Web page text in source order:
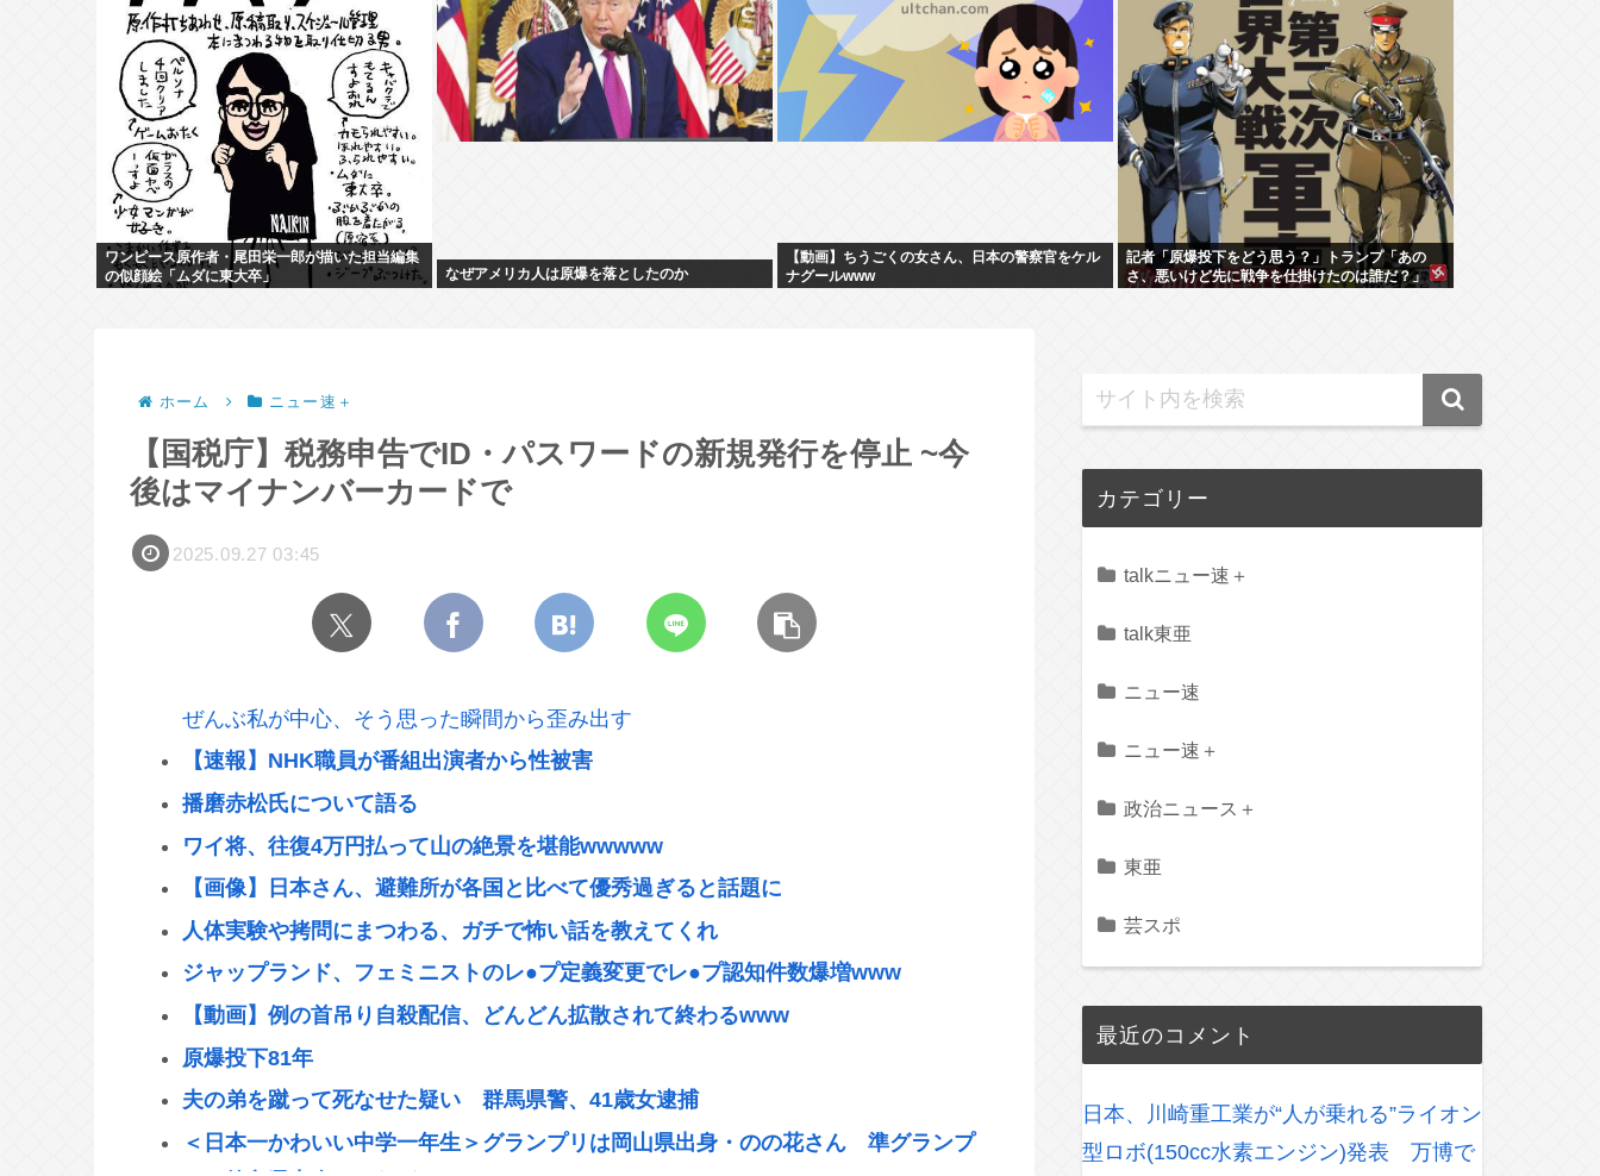
ワンピース原作者・尾田栄一郎が描いた担当編集
の似顔絵「ムダに東大卒」
なぜアメリカ人は原爆を落としたのか
【動画】ちうごくの女さん、日本の警察官をケル
ナグールwww
記者「原爆投下をどう思う？」トランプ「あの
さ、悪いけど先に戦争を仕掛けたのは誰だ？」
ホーム ニュー速＋
【国税庁】税務申告でID・パスワードの新規発行を停止 ~今
後はマイナンバーカードで
2025.09.27 03:45
ぜんぶ私が中心、そう思った瞬間から歪み出す
【速報】NHK職員が番組出演者から性被害
播磨赤松氏について語る
ワイ将、往復4万円払って山の絶景を堪能wwwww
【画像】日本さん、避難所が各国と比べて優秀過ぎると話題に
人体実験や拷問にまつわる、ガチで怖い話を教えてくれ
ジャップランド、フェミニストのレ●プ定義変更でレ●プ認知件数爆増www
【動画】例の首吊り自殺配信、どんどん拡散されて終わるwww
原爆投下81年
夫の弟を蹴って死なせた疑い 群馬県警、41歳女逮捕
＜日本一かわいい中学一年生＞グランプリは岡山県出身・のの花さん 準グランプ
カテゴリー
talkニュー速＋
talk東亜
ニュー速
ニュー速＋
政治ニュース＋
東亜
芸スポ
最近のコメント
日本、川崎重工業が“人が乗れる”ライオン
型ロボ(150cc水素エンジン)発表 万博で